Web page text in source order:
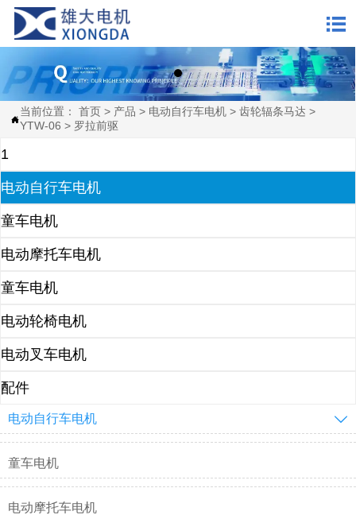


当前位置：首页 > 产品 > 电动自行车电机 >齿轮辐条马达 >
YTW-06 > 罗拉前驱
1
电动自行车电机
童车电机
电动摩托车电机
童车电机
电动轮椅电机
电动叉车电机
配件
电动自行车电机 
童车电机
电动摩托车电机